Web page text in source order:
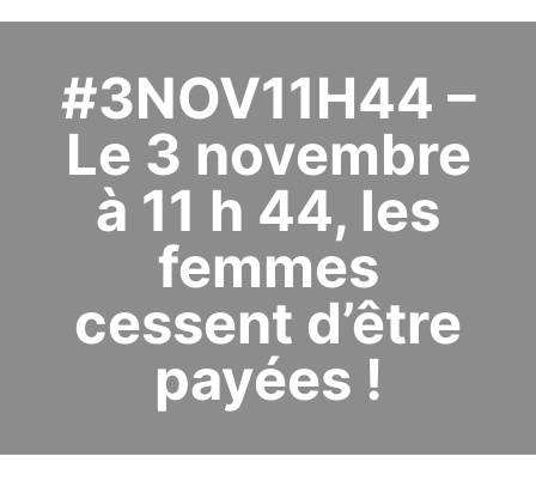
#3NOV11H44 –
Le 3 novembre
à 11 h 44, les
femmes
cessent d’être
payées !